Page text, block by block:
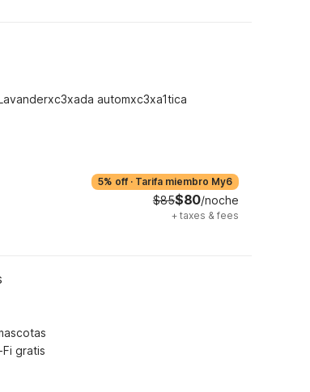
automxc3xa1tica
5% off · Tarifa miembro My6
$85$80/noche
+ taxes & fees
Fi gratis